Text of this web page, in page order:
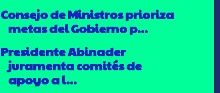
Consejo de Ministros prioriza
metas del Gobierno p...
Presidente Abinader
juramenta comités de
apoyo a l...